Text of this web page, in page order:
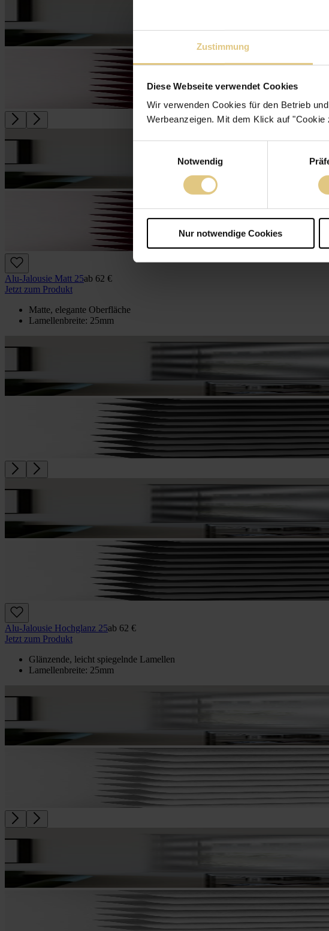
Zustimmung
Diese Webseite verwendet Cookies
Wir verwenden Cookies für den Betrieb
Werbeanzeigen. Mit dem Klick auf
Notwendig
Nur notwendige Cookies
Alu-Jalousie Matt 25ab 62 €
Jetzt zum Produkt
Matte, elegante Oberfläche
Lamellenbreite: 25mm
Alu-Jalousie Hochglanz 25ab 62 €
Jetzt zum Produkt
Glänzende, leicht spiegelnde Lamellen
Lamellenbreite: 25mm